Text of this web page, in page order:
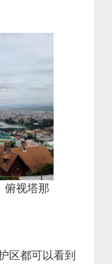
俯视塔那
区都可以看到